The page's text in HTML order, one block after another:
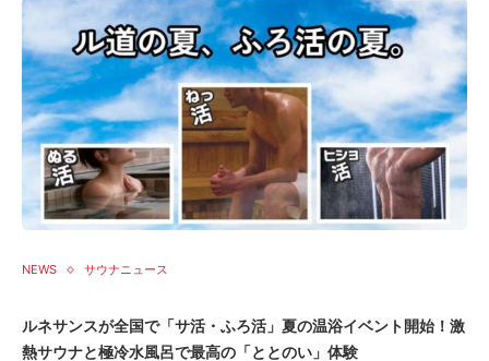
NEWS サウナニュース
ルネサンスが全国で「サ活・ふろ活」夏の温浴イベント開始！激
熱サウナと極冷水風呂で最高の「ととのい」体験